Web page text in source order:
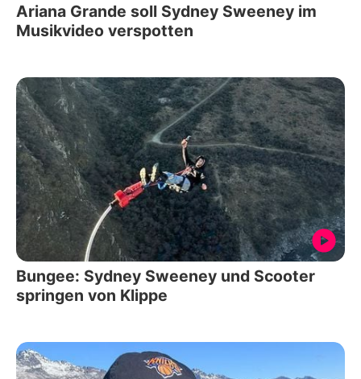
Ariana Grande soll Sydney Sweeney im
Musikvideo verspotten
Bungee: Sydney Sweeney und Scooter
springen von Klippe